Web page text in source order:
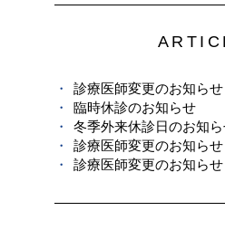
診療医師変更のお知らせ
臨時休診のお知らせ
冬季外来休診日のお知
診療医師変更のお知らせ
診療医師変更のお知らせ